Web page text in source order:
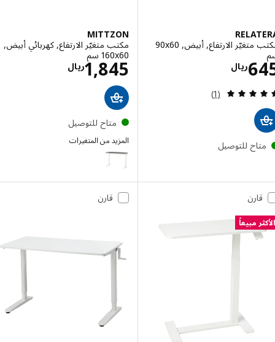
مكتب متغيّر الارتفاع, أبيض, ‎90x60
ريالالاسعار ريال 645
مراجعة: 5 من أصل 5 نجوم. إجمالي المراجعات:
(1)
للتوصيل
MITTZON
مكتب متغيّر الارتفاع, كهربائي أبيض,
‎160x60 سم‏
ريال 1,845 الاسعار ريال
متاح للتوصيل
المزيد من المتغيرات
MITTZON
قارن
مبيعاً
قارن